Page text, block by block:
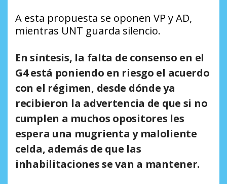
A esta propuesta se oponen VP y AD,
mientras UNT guarda silencio.
En síntesis, la falta de consenso en el
G4 está poniendo en riesgo el acuerdo
con el régimen, desde dónde ya
recibieron la advertencia de que si no
cumplen a muchos opositores les
espera una mugrienta y maloliente
celda, además de que las
inhabilitaciones se van a mantener.